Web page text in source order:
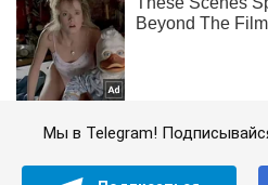
Мы в Telegram!